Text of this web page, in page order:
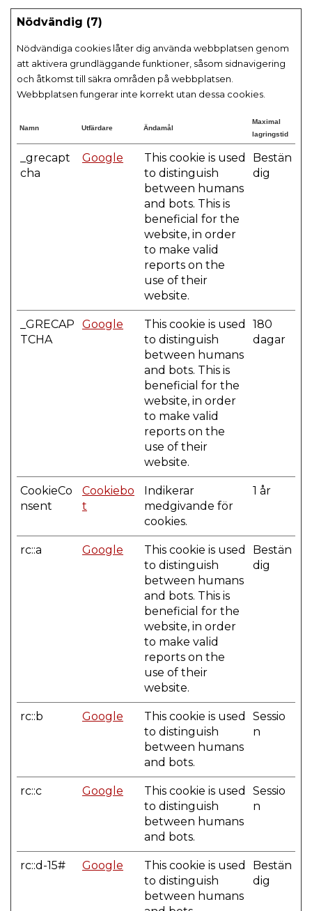
Nödvändig (7)
Nödvändiga cookies låter dig använda webbplatsen genom
att aktivera grundläggande funktioner, såsom sidnavigering
och åtkomst till säkra områden på webbplatsen.
Webbplatsen fungerar inte korrekt utan dessa cookies.
Namn Utfärdare Ändamål
Maximal
lagringstid
_grecapt
cha
Google
This cookie is used
to distinguish
between humans
and bots. This is
beneficial for the
website, in order
to make valid
reports on the
use of their
website.
Bestän
dig
_GRECAP
TCHA
Google
This cookie is used
to distinguish
between humans
and bots. This is
beneficial for the
website, in order
to make valid
reports on the
use of their
website.
180
dagar
CookieCo
nsent
Cookiebo
t
Indikerar
medgivande för
cookies.
1 år
rc::a Google
This cookie is used
to distinguish
between humans
and bots. This is
beneficial for the
website, in order
to make valid
reports on the
use of their
website.
Bestän
dig
rc::b Google
This cookie is used
to distinguish
between humans
and bots.
Sessio
n
rc::c Google
This cookie is used
to distinguish
between humans
and bots.
Sessio
n
rc::d-15# Google
This cookie is used
to distinguish
between humans
Bestän
dig